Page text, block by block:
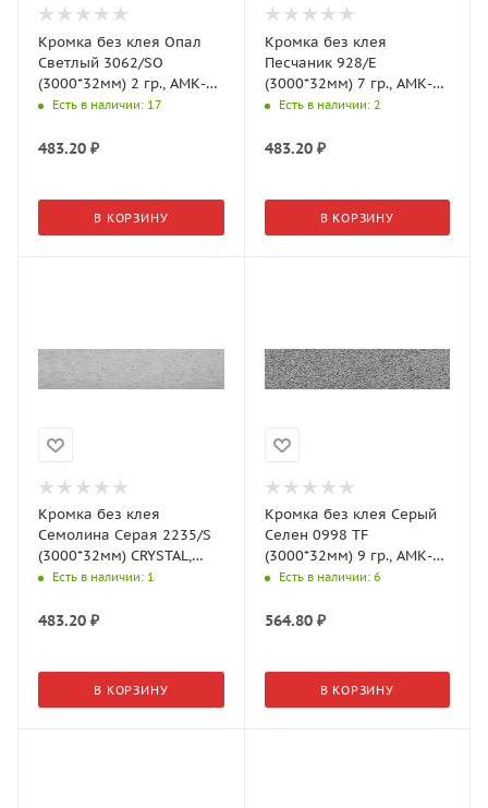
Кромка без клея Опал
Светлый 3062/SO
(3000*32мм) 2 гр., АМК-
ТрояЕсть в наличии: 17
483.20 ₽
В КОРЗИНУ
Кромка без клея
Песчаник 928/E
(3000*32мм) 7 гр., АМК-
ТрояЕсть в наличии: 2
483.20₽
В КОРЗИНУ
Кромка без клея
Семолина Серая 2235/S
(3000*32мм) CRYSTAL,
АМК-Троя
Есть в наличии: 1
483.20 ₽
В КОРЗИНУ
Кромка без клея Серый
Селен 0998 TF
(3000*32мм) 9 гр., АМК-
ТрояЕсть в наличии: 6
564.80₽
В КОРЗИНУ